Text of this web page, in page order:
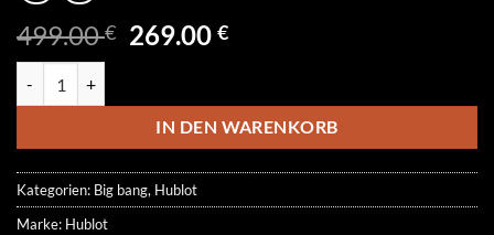
499.00€ Ursprünglicher
499.00 €
269.00€Aktueller
269.00 €.
IN DEN WARENKORB
Kategorien: Big bang, Hublot
Marke: Hublot